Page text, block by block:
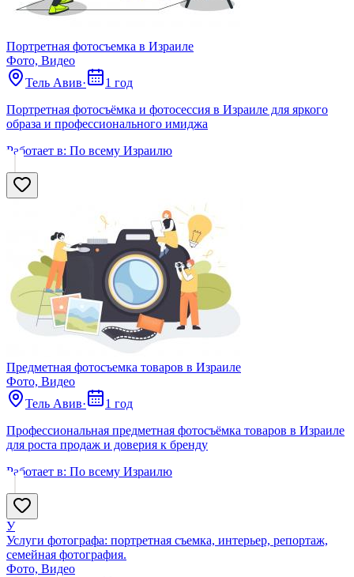
Портретная фотосъемка в Израиле
Фото, Видео
Тель Авив·
1 год
Портретная фотосъёмка и фотосессия в Израиле для яркого
образа и профессионального имиджа
Работает в: По всему Израилю
Предметная фотосъемка товаров в Израиле
Фото, Видео
Тель Авив·
1 год
Профессиональная предметная фотосъёмка товаров в Израиле
для роста продаж и доверия к бренду
Работает в: По всему Израилю
У
Услуги фотографа: портретная съемка, интерьер, репортаж,
семейная фотография.
Фото, Видео